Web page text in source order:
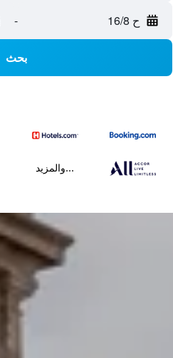
ح 16/8 -
بحث
...والمزيد